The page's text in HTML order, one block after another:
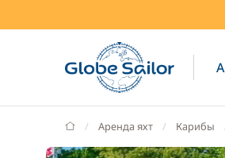
GlobeSailor
Аренда яхт Карибы